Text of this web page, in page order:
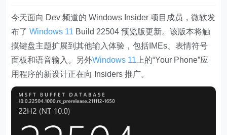
今天面向 Dev 频道的 Windows Insider 项目成员，微软发
布了Windows 11 Build 22504 预览版更新。该版本将触
摸键盘主题扩展到其他输入体验，包括IMEs、表情符号
面板和语音输入。另外Windows 11 上的“Your Phone”应
用程序的新设计正在向 Insiders 推广。